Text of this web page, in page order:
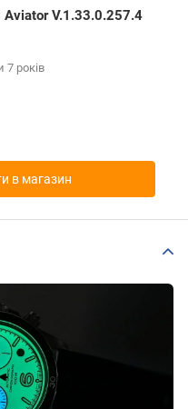
Aviator V.1.33.0.257.4
7 років
в магазин